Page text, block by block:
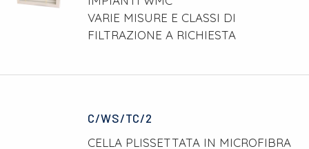
VARIE MISURE E CLASSI DI
FILTRAZIONE A RICHIESTA
C/WS/TC/2
CELLA PLISSETTATA IN MICROFIBRA